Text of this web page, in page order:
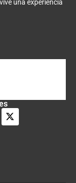
una experiencia